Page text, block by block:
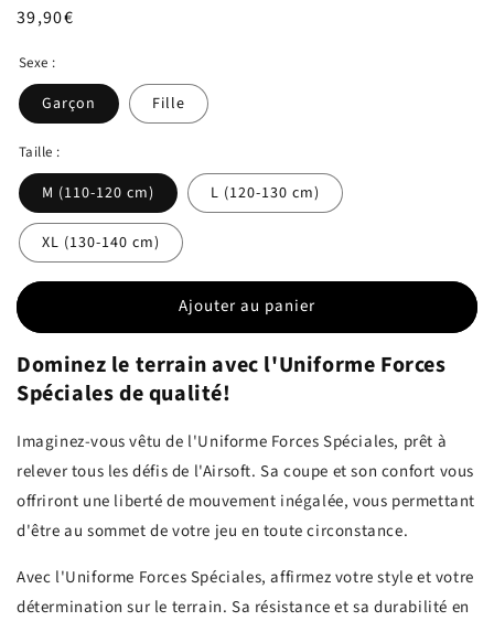
Prix
39,90€
Sexe :
Garçon Fille
Taille :
M (110-120 cm) L (120-130 cm)
XL (130-140 cm)
Ajouter au panier
Dominez le terrain avec l'Uniforme Forces
Spéciales de qualité!
Imaginez-vous vêtu de l'Uniforme Forces Spéciales, prêt à
relever tous les défis de l'Airsoft. Sa coupe et son confort vous
offriront une liberté de mouvement inégalée, vous permettant
d'être au sommet de votre jeu en toute circonstance.
Avec l'Uniforme Forces Spéciales, affirmez votre style et votre
détermination sur le terrain. Sa résistance et sa durabilité en